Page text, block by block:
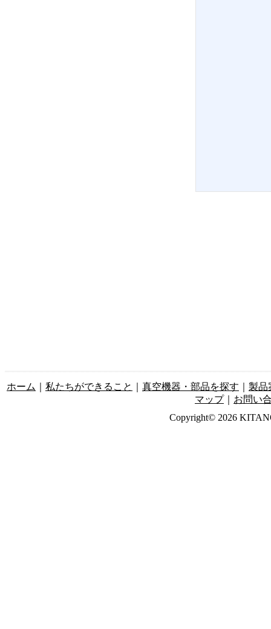
ホーム 私たちができること 真空機器・部品を探す
製品
マップ｜ お問い
Copyright© 2026